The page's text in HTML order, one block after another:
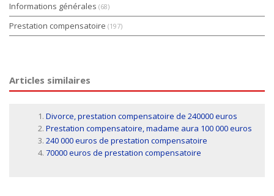
Informations générales (68)
Prestation compensatoire (197)
Articles similaires
Divorce, prestation compensatoire de 240000 euros
Prestation compensatoire, madame aura 100 000 euros
240 000 euros de prestation compensatoire
70000 euros de prestation compensatoire